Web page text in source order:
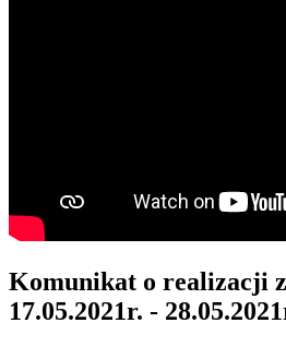
Komunikat o realizacji
17.05.2021r. -